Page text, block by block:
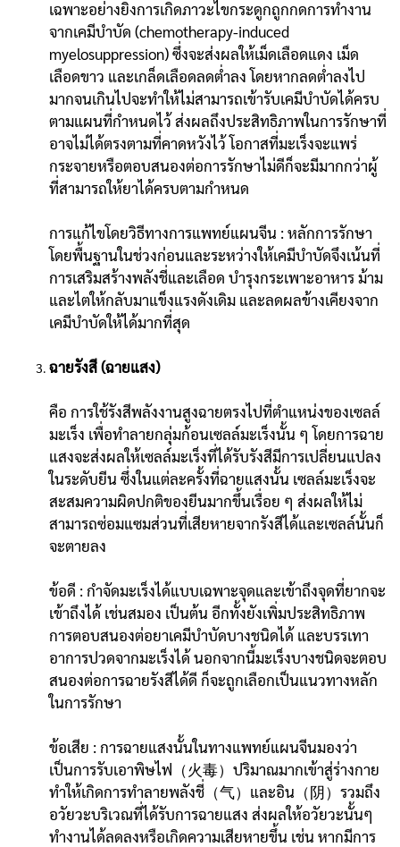
เฉพาะอย่างยิ่งการเกิดภาวะไขกระดูกถูกกดการทำงาน
จากเคมีบำบัด (chemotherapy-induced
myelosuppression) ซึ่งจะส่งผลให้เม็ดเลือดแดง เม็ด
เลือดขาว และเกล็ดเลือดลดตํ่าลง โดยหากลดตํ่าลงไป
มากจนเกินไปจะทำให้ไม่สามารถเข้ารับเคมีบำบัดได้ครบ
ตามแผนที่กำหนดไว้ ส่งผลถึงประสิทธิภาพในการรักษาที่
อาจไม่ได้ตรงตามที่คาดหวังไว้ โอกาสที่มะเร็งจะแพร่
กระจายหรือตอบสนองต่อการรักษาไม่ดีก็จะมีมากกว่าผู้
ที่สามารถให้ยาได้ครบตามกำหนด
การแก้ไขโดยวิธีทางการแพทย์แผนจีน : หลักการรักษา
โดยพื้นฐานในช่วงก่อนและระหว่างให้เคมีบำบัดจึงเน้นที่
การเสริมสร้างพลังชี่และเลือด บำรุงกระเพาะอาหาร ม้าม
และไตให้กลับมาแข็งแรงดังเดิม และลดผลข้างเคียงจาก
เคมีบำบัดให้ได้มากที่สุด
ฉายรังสี (ฉายแสง)
คือ การใช้รังสีพลังงานสูงฉายตรงไปที่ตำแหน่งของเซลล์
มะเร็ง เพื่อทำลายกลุ่มก้อนเซลล์มะเร็งนั้น ๆ โดยการฉาย
แสงจะส่งผลให้เซลล์มะเร็งที่ได้รับรังสีมีการเปลี่ยนแปลง
ในระดับยีน ซึ่งในแต่ละครั้งที่ฉายแสงนั้น เซลล์มะเร็งจะ
สะสมความผิดปกติของยีนมากขึ้นเรื่อย ๆ ส่งผลให้ไม่
สามารถซ่อมแซมส่วนที่เสียหายจากรังสีได้และเซลล์นั้นก็
จะตายลง
ข้อดี : กำจัดมะเร็งได้แบบเฉพาะจุดและเข้าถึงจุดที่ยากจะ
เข้าถึงได้ เช่นสมอง เป็นต้น อีกทั้งยังเพิ่มประสิทธิภาพ
การตอบสนองต่อยาเคมีบำบัดบางชนิดได้ และบรรเทา
อาการปวดจากมะเร็งได้ นอกจากนี้มะเร็งบางชนิดจะตอบ
สนองต่อการฉายรังสีได้ดี ก็จะถูกเลือกเป็นแนวทางหลัก
ในการรักษา
ข้อเสีย : การฉายแสงนั้นในทางแพทย์แผนจีนมองว่า
เป็นการรับเอาพิษไฟ（火毒）ปริมาณมากเข้าสู่ร่างกาย
ทำให้เกิดการทำลายพลังชี่（气）และอิน（阴）รวมถึง
อวัยวะบริเวณที่ได้รับการฉายแสง ส่งผลให้อวัยวะนั้นๆ
ทำงานได้ลดลงหรือเกิดความเสียหายขึ้น เช่น หากมีการ